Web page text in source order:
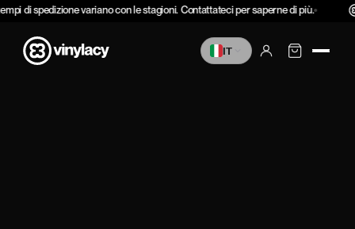
Vai al
di spedizione variano con le stagioni. Contattateci per saperne di più.
IT